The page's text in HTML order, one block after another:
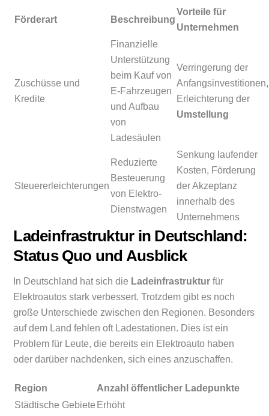
Förderart Beschreibung
Vorteile für
Unternehmen
Zuschüsse und
Kredite
Finanzielle
Unterstützung
beim Kauf von
E-Fahrzeugen
und Aufbau
von
Ladesäulen
Verringerung der
Anfangsinvestitionen,
Erleichterung der
Umstellung
Steuererleichterungen
Reduzierte
Besteuerung
von Elektro-
Dienstwagen
Senkung laufender
Kosten, Förderung
der Akzeptanz
innerhalb des
Unternehmens
Ladeinfrastruktur in Deutschland:
Status Quo und Ausblick
In Deutschland hat sich die Ladeinfrastruktur für
Elektroautos stark verbessert. Trotzdem gibt es noch
große Unterschiede zwischen den Regionen. Besonders
auf dem Land fehlen oft Ladestationen. Dies ist ein
Problem für Leute, die bereits ein Elektroauto haben
oder darüber nachdenken, sich eines anzuschaffen.
Region
Anzahl öffentlicher Ladepunkte
Städtische Gebiete Erhöht